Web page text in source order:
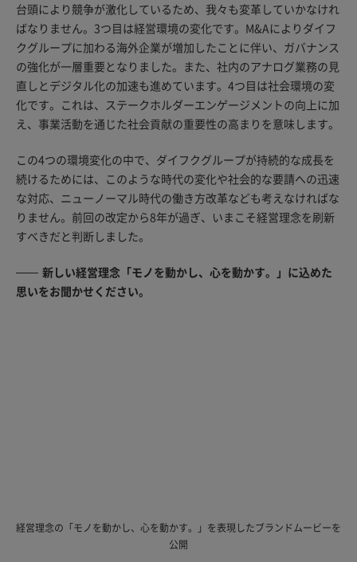
台頭により競争が激化しているため、我々も変革していかなけれ
ばなりません。3つ目は経営環境の変化です。M&Aによりダイフ
クグループに加わる海外企業が増加したことに伴い、ガバナンス
の強化が一層重要となりました。また、社内のアナログ業務の見
直しとデジタル化の加速も進めています。4つ目は社会環境の変
化です。これは、ステークホルダーエンゲージメントの向上に加
え、事業活動を通じた社会貢献の重要性の高まりを意味します。
この4つの環境変化の中で、ダイフクグループが持続的な成長を
続けるためには、このような時代の変化や社会的な要請への迅速
な対応、ニューノーマル時代の働き方改革なども考えなければな
りません。前回の改定から8年が過ぎ、いまこそ経営理念を刷新
すべきだと判断しました。
新しい経営理念「モノを動かし、心を動かす。」に込めた
思いをお聞かせください。
経営理念の「モノを動かし、心を動かす。」を表現したブランドムービーを
公開